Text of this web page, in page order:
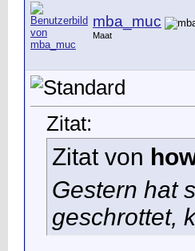
mba_muc
Maat
Zitat:
Zitat von
Gestern hat
geschrottet,